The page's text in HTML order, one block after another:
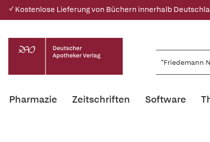
✓ Kostenlose Lieferung von Büchern innerhalb
Pharmazie Zeitschriften Software